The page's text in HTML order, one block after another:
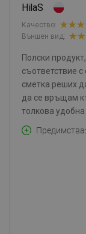
HilaS
Качество:
Външен вид:
Полски
съответствие
сметка реших
да се връщам
толкова
Предимства